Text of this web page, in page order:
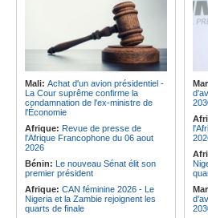
Visite du Président de la
République et de la Première Dame
à Yamoussoukro
Afrique:L'Angola participe à la 21e
réunion du Partenariat Afrique-
Monde arabe au Caire
Congo-Kinshasa:Ebola - Contre le
variant Bundibugyo, plusieurs
essais lancés mais aucun traitement
Cameroun:Plusieurs
ressortissants expulsés des États-
pays
Ile
Ile
Ile
Mali: Achat d'un avion présidentiel -
La Cour suprême confirme la
condamnation de l'ex-ministre de
l'Économie
Afrique: Revue de presse de
l'Afrique Francophone du 06 aout
2026
Bénin: Le nouveau Sénat élit son
premier président
Afrique: CAN féminine 2026 - Le
Nigeria et la Zambie rejoignent les
quarts de finale